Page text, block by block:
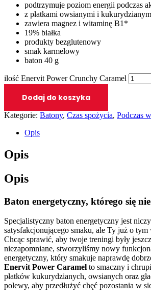
podtrzymuje poziom energii podczas
z płatkami owsianymi i
zawiera magnez i witaminę B1*
19% białka
produkty bezglutenowy
smak karmelowy
baton 40 g
ilość Enervit Power Crunchy Caramel
Dodaj do koszyka
Kategorie: Batony, Czas spożycia, Podczas
Opis
Opis
Opis
Baton energetyczny, którego się nie
Specjalistyczny baton energetyczny jest
satysfakcjonującego smaku, ale Ty już o tym
Chcąc sprawić, aby twoje treningi były
niezapomniane, stworzyliśmy nowy
energetyczny, który smakuje naprawdę
Enervit Power Caramel to smaczny i
płatków kukurydzianych, owsianych oraz
polewy, aby przedłużyć chęć pozostania w